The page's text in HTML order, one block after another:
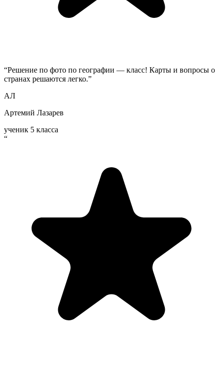
“Решение по фото по географии — класс! Карты и вопросы о
странах решаются легко.”
АЛ
Артемий Лазарев
ученик 5 класса
“